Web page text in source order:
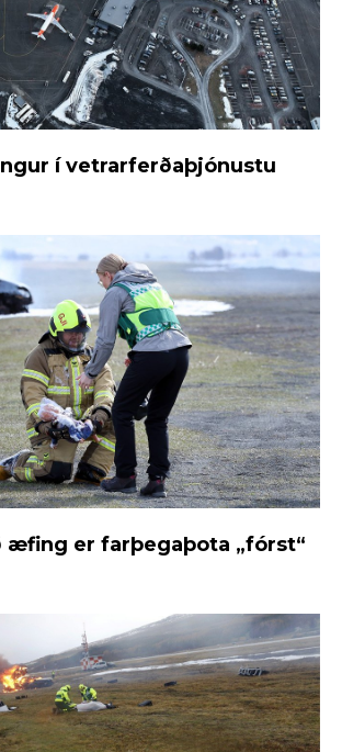
í vetrarferðaþjónustu
æfing er farþegaþota „fórst“